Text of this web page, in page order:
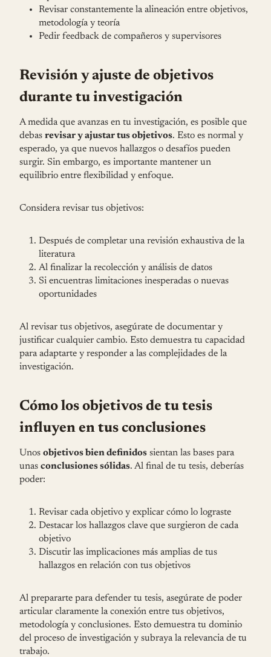
Revisar constantemente la alineación entre objetivos,
metodología y teoría
Pedir feedback de compañeros y supervisores
Revisión y ajuste de objetivos
durante tu investigación
A medida que avanzas en tu investigación, es posible que
debas revisar y ajustar tus objetivos. Esto es normal y
esperado, ya que nuevos hallazgos o desafíos pueden
surgir. Sin embargo, es importante mantener un
equilibrio entre flexibilidad y enfoque.
Considera revisar tus objetivos:
Después de completar una revisión exhaustiva de la
literatura
Al finalizar la recolección y análisis de datos
Si encuentras limitaciones inesperadas o nuevas
oportunidades
Al revisar tus objetivos, asegúrate de documentar y
justificar cualquier cambio. Esto demuestra tu capacidad
para adaptarte y responder a las complejidades de la
investigación.
Cómo los objetivos de tu tesis
influyen en tus conclusiones
Unos objetivos bien definidos sientan las bases para
unas conclusiones sólidas. Al final de tu tesis, deberías
poder:
Revisar cada objetivo y explicar cómo lo lograste
Destacar los hallazgos clave que surgieron de cada
objetivo
Discutir las implicaciones más amplias de tus
hallazgos en relación con tus objetivos
Al prepararte para defender tu tesis, asegúrate de poder
articular claramente la conexión entre tus objetivos,
metodología y conclusiones. Esto demuestra tu dominio
del proceso de investigación y subraya la relevancia de tu
trabajo.